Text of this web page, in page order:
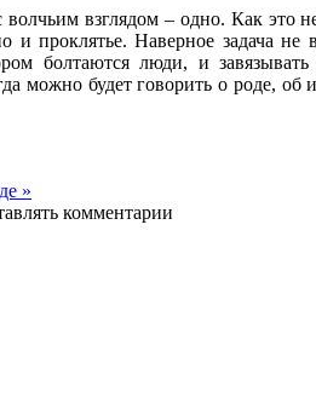
взглядом – одно. Как это
и проклятье. Наверное задача не
болтаются люди, и
можно будет говорить о роде,
»
комментарии